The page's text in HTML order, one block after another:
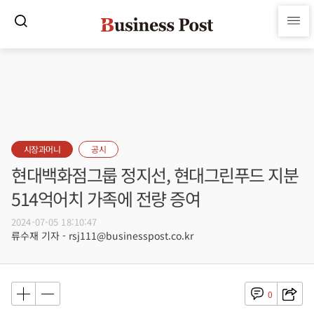
시장과머니 공시
현대백화점그룹 정지선, 현대그린푸드 지분
514억어치 가족에 전량 증여
2024-07-05 18:10:47
류수재 기자 - rsj111@businesspost.co.kr
0